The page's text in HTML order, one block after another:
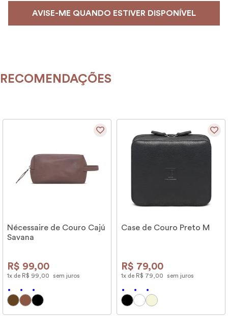
RECOMENDAÇÕES
Nécessaire de Couro Cajú
Savana
R$ 99,00
1x de R$ 99 00 sem juros
Case de Couro Preto M
R$ 79,00
1x de R$ 79 00 sem juros